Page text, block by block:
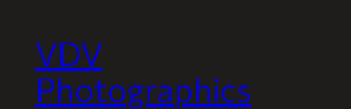
Aller
au
contenu
VDV
Photographics